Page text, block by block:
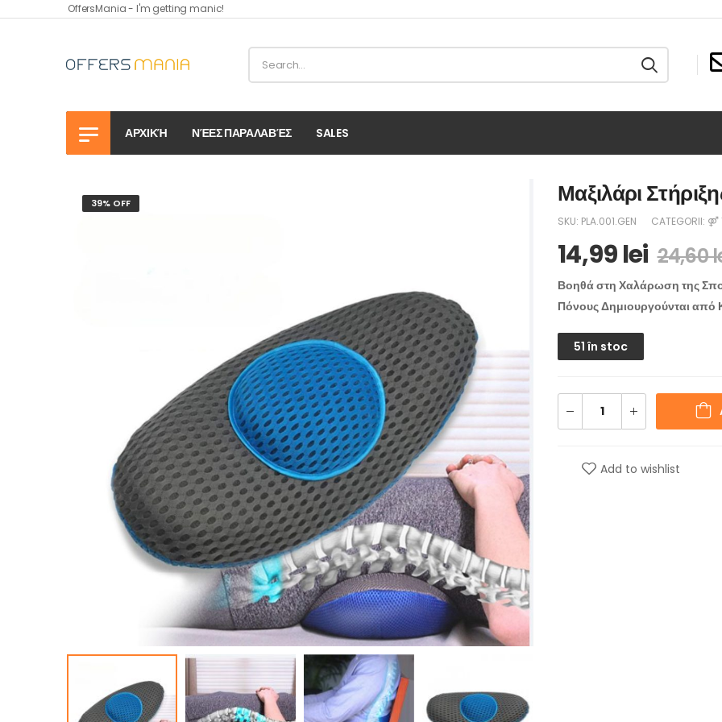
OffersMania - I'm getting manic!
ΑΡΧΙΚΉ ΝΈΕΣ ΠΑΡΑΛΑΒΈΣ SALES
39% OFF Μαξιλάρι
SKU: PLA.001.GEN CATEGORII: ⚤
14,99lei 24,60
Βοηθά στη Χαλάρωση της
Πόνους Δημιουργούνται
51 în stoc
Add to wishlist